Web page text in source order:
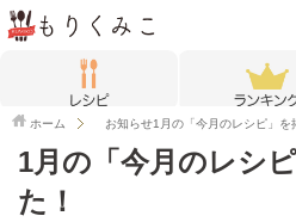
ホーム お知らせ1月の「今月のレシピ」を
1月の「今月のレシ
た！